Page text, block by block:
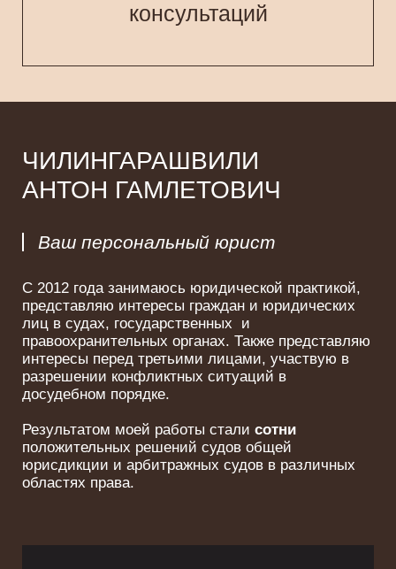
консультаций
ЧИЛИНГАРАШВИЛИ
АНТОН ГАМЛЕТОВИЧ
Ваш персональный юрист
С 2012 года занимаюсь юридической практикой,
представляю интересы граждан и юридических
лиц в судах, государственных и
правоохранительных органах. Также представляю
интересы перед третьими лицами, участвую в
разрешении конфликтных ситуаций в
досудебном порядке.
Результатом моей работы стали сотни
положительных решений судов общей
юрисдикции и арбитражных судов в различных
областях права.